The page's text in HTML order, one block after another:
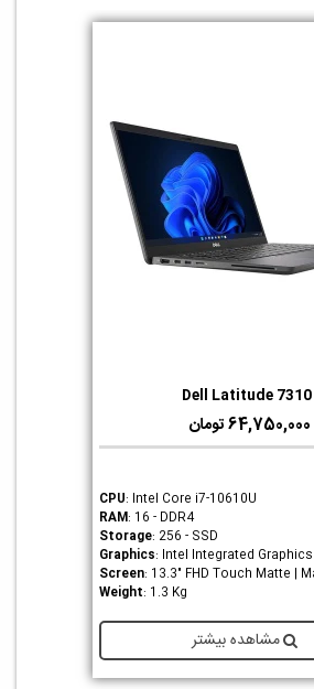
Dell Latitude 7310
64,750,000 تومان
CPU: Intel Core i7-10610U
RAM: 16 - DDR4
Storage: 256 - SSD
Graphics: Intel Integrated Graphics
Screen: 13.3" FHD Touch Matte |
Weight: 1.3 Kg
مشاهده بیشتر